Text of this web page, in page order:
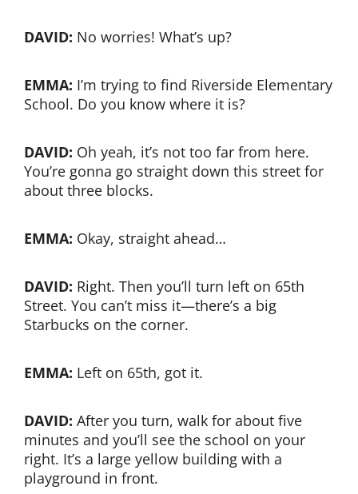
DAVID: No worries! What’s up?
EMMA: I’m trying to find Riverside Elementary
School. Do you know where it is?
DAVID: Oh yeah, it’s not too far from here.
You’re gonna go straight down this street for
about three blocks.
EMMA: Okay, straight ahead…
DAVID: Right. Then you’ll turn left on 65th
Street. You can’t miss it—there’s a big
Starbucks on the corner.
EMMA: Left on 65th, got it.
DAVID: After you turn, walk for about five
minutes and you’ll see the school on your
right. It’s a large yellow building with a
playground in front.